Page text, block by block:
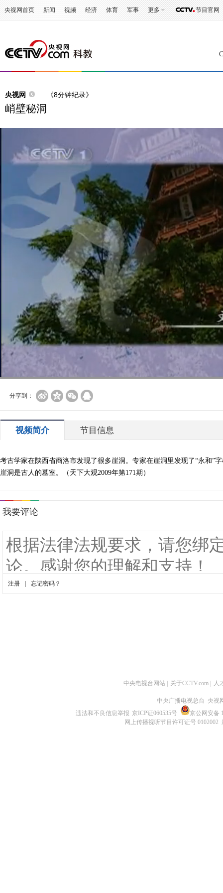
央视网首页 新闻 视频 经济 体育 军事 更多 节目官网
央视网 《8分钟纪录》
峭壁秘洞
分享到：
视频简介 节目信息
考古学家在陕西省商洛市发现了很多崖洞。专家在崖洞里发现了“永和”
崖洞是古人的墓室。（天下大观2009年第171期）
中央电视台网站 关于CCTV.com 人
中央广播电视总台 央视
违法和不良信息举报 京ICP证060535号
京公网安备
网上传播视听节目许可证号 0102002